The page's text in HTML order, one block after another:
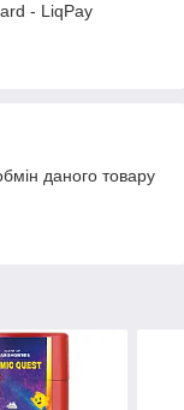
- LiqPay
даного товару